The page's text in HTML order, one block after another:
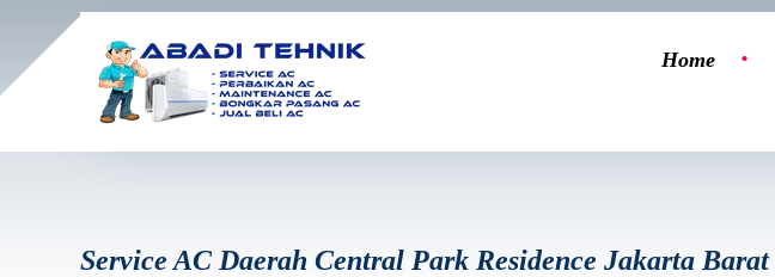
Home
Service AC Daerah Central Park Residence Jakarta Barat